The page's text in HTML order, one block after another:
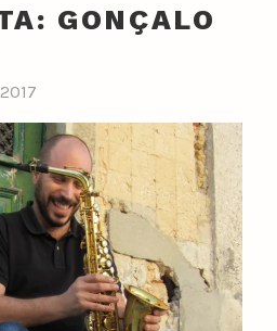
GONÇALO